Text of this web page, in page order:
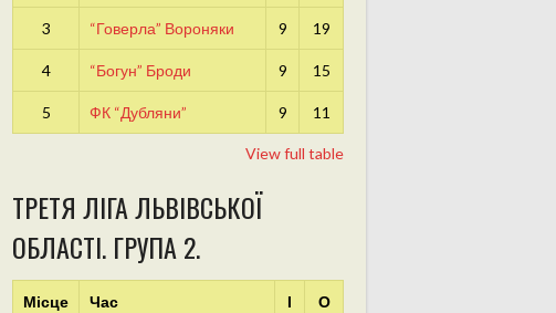
3 “Говерла” Вороняки 9 19
4 “Богун” Броди 9 15
5 ФК “Дубляни” 9 11
View full table
ТРЕТЯ ЛІГА ЛЬВІВСЬКОЇ
ОБЛАСТІ. ГРУПА 2.
Місце Час І О